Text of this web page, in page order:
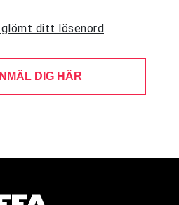
glömt ditt lösenord
DIG HÄR